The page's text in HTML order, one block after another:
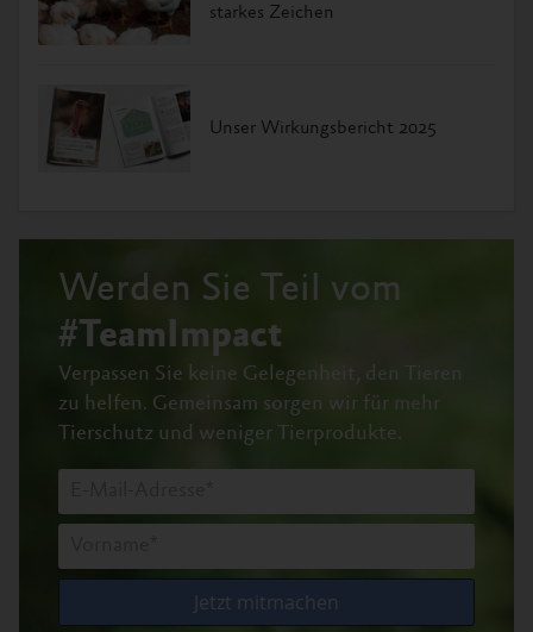
starkes Zeichen
Unser Wirkungsbericht 2025
Werden Sie Teil vom
#TeamImpact
Verpassen Sie keine Gelegenheit, den Tieren
zu helfen. Gemeinsam sorgen wir für mehr
Tierschutz und weniger Tierprodukte.